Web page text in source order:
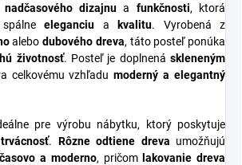
nadčasového dizajnu a funkčnosti, ktorá
eleganciu a kvalitu. Vyrobená z
alebodubového dreva, táto posteľ ponúka
životnosť. Posteľ je doplnená skleneným
celkovému vzhľadumoderný a elegantný
pre výrobu nábytku, ktorý poskytuje
trvácnosť. Rôzne odtiene dreva umožňujú
a moderno, pričom lakovanie dreva